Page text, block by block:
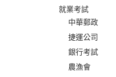
就業考試
中華郵政
捷運公司
銀行考試
農漁會